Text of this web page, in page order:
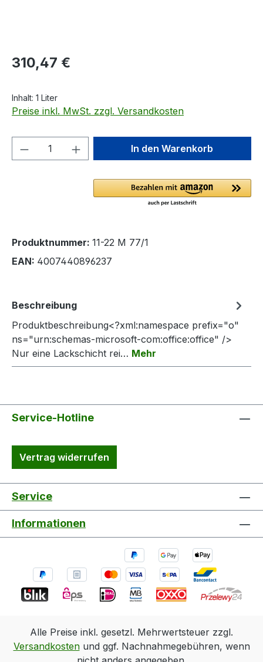
Regulärer Preis:
310,47 €
Inhalt: 1 Liter
Preise inkl. MwSt. zzgl. Versandkosten
Produkt Anzahl: Gib denIn den Warenkorb
Produktnummer: 11-22 M 77/1
EAN: 4007440896237
Beschreibung
Produktbeschreibung<?xml:namespace prefix="o"
ns="urn:schemas-microsoft-com:office:office" />
Nur eine Lackschicht rei… Mehr
Service-Hotline
Vertrag widerrufen
Service
Informationen
Alle Preise inkl. gesetzl. Mehrwertsteuer zzgl.
Versandkostenund ggf. Nachnahmegebühren, wenn